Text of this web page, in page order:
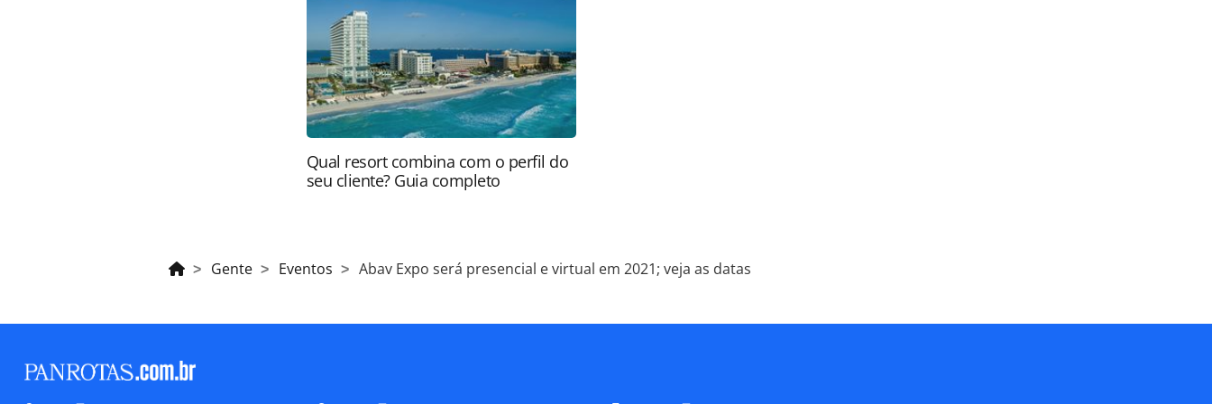
brasileira sobre direito autoral. Não reproduza o conteúdo sem autorização da
PANROTAS Editora (copyright@panrotas.com.br).
Qual resort combina com o perfil do
seu cliente? Guia completo
Gente Eventos Abav Expo será presencial e virtual em 2021; veja as datas